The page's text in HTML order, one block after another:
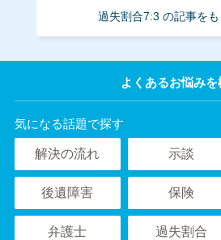
過失割合7:3 の記事を
よくあるお悩みを
気になる話題で探す
解決の流れ 示談
後遺障害 保険
弁護士 過失割合